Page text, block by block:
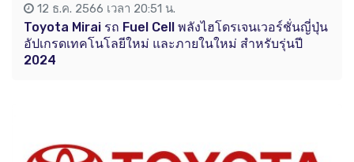
12 ธ.ค. 2566 เวลา 20:51 น.
Toyota Mirai รถ Fuel Cell พลังไฮโดรเจนเวอร์ชั่นญี่ปุ่น
อัปเกรดเทคโนโลยีใหม่ และภายในใหม่ สำหรับรุ่นปี
2024